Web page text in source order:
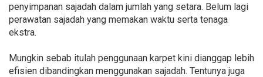
penyimpanan sajadah dalam jumlah yang setara. Belum lagi
perawatan sajadah yang memakan waktu serta tenaga
ekstra.
Mungkin sebab itulah penggunaan karpet kini dianggap lebih
efisien dibandingkan menggunakan sajadah. Tentunya juga